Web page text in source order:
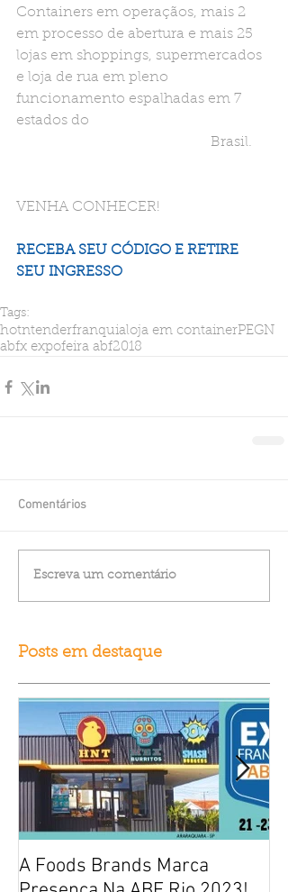
Containers em operaçãos, mais 2
em processo de abertura e mais 25
lojas em shoppings, supermercados
e loja de rua em pleno
funcionamento espalhadas em 7
estados do
                                                      Brasil.
VENHA CONHECER!
RECEBA SEU CÓDIGO E RETIRE
SEU INGRESSO
Tags:
hotntenderfranquialoja em containerPEGN
abfx expofeira abf2018
Comentários
Escreva um comentário
Posts em destaque
A Foods Brands Marca